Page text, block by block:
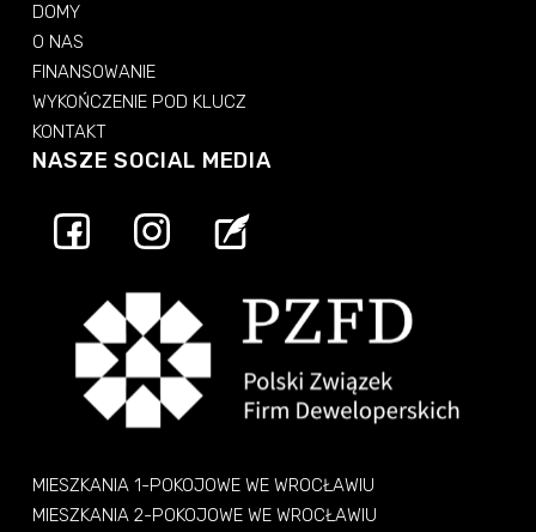
DOMY
O NAS
FINANSOWANIE
WYKOŃCZENIE POD KLUCZ
KONTAKT
NASZE SOCIAL MEDIA
MIESZKANIA 1-POKOJOWE WE WROCŁAWIU
MIESZKANIA 2-POKOJOWE WE WROCŁAWIU